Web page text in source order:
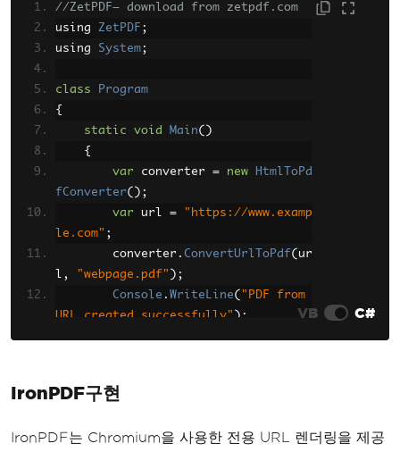
//ZetPDF— download from zetpdf.com
using ZetPDF ;
using System;
class
Program
{
static
void Main()
{
var converter = new
HtmlToPd
fConverter();
var url =
"https://www.examp
le.com" ;
        converter
. ConvertUrlToPdf( ur
l , "webpage.pdf" );
Console . WriteLine( "PDF from
URL created successfully" );
VB C#
IronPDF구현
IronPDF는 Chromium을 사용한 전용 URL 렌더링을 제공